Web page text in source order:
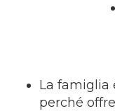
La famiglia
perché